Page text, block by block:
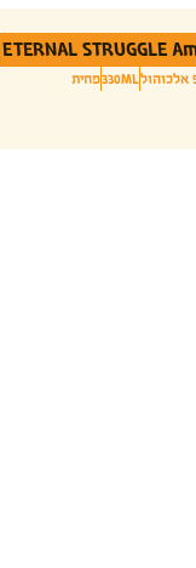
ETERNAL STRUGGLE
330MLפחית